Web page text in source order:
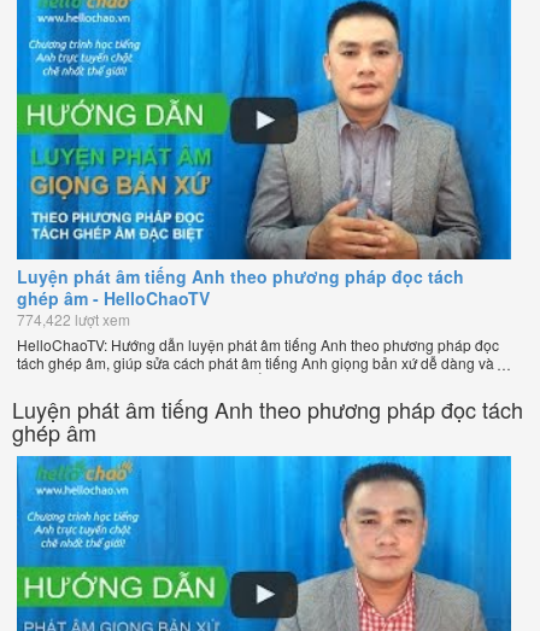
Luyện phát âm tiếng Anh theo phương pháp đọc tách
ghép âm - HelloChaoTV
774,422 lượt xem
HelloChaoTV: Hướng dẫn luyện phát âm tiếng Anh theo phương pháp đọc
tách ghép âm, giúp sửa cách phát âm tiếng Anh giọng bản xứ dễ dàng và
nhanh chóng của thầy Phạm Việt Thắng, đồng sáng lập HelloChao.vn -
Chương trình dạy tiếng Anh trực tuyến chặt chẽ nhất thế giới!
Luyện phát âm tiếng Anh theo phương pháp đọc tách
ghép âm